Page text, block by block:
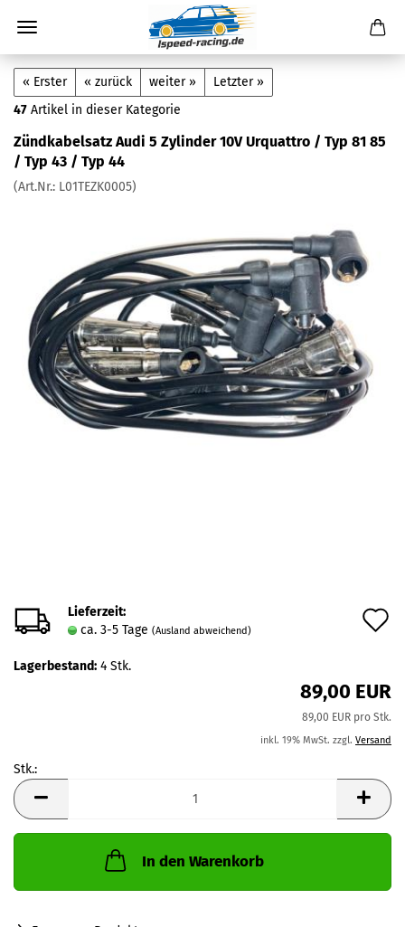
« Erster « zurück weiter »
Letzter »
47 Artikel in dieser Kategorie
Zündkabelsatz Audi 5 Zylinder 10V Urquattro / Typ 81 85
/ Typ 43 / Typ 44
(Art.Nr.: L01TEZK0005)
Lieferzeit:
ca. 3-5 Tage (Ausland abweichend)
Lagerbestand: 4 Stk.
89,00 EUR
89,00 EUR pro Stk.
inkl. 19% MwSt. zzgl. Versand
Stk.:
Stk.
In den Warenkorb